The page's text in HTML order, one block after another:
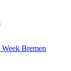
Bremen